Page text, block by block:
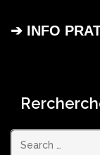
➔ INFO